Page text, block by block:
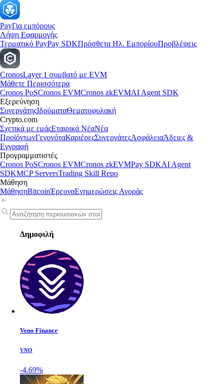
PayΓια εμπόρους
Λήψη Εφαρμογής
Τερματικό PayPay SDKΠρόσθετα Ηλ. ΕμπορίουΠροβλέψεις
CronosLayer 1 συμβατό με EVM
Μάθετε Περισσότερα
Cronos PoSCronos EVMCronos zkEVMAI Agent SDK
Εξερεύνηση
ΣυνεργάτηςΙδρύματαΘεματοφυλακή
Crypto.com
Σχετικά με εμάςΕταιρικά ΝέαΝέα
ΠροϊόντωνΓεγονόταΚαριέρεςΣυνεργάτεςΑσφάλειαΆδειες &
Εγγραφή
Προγραμματιστές
Cronos PoSCronos EVMCronos zkEVMPay SDKAI Agent
SDKMCP ServersTrading Skill Repo
Μάθηση
ΜάθησηBitcoinΈρευναΕνημερώσεις Αγοράς
Δημοφιλή
Veno Finance
VNO
-4.69%